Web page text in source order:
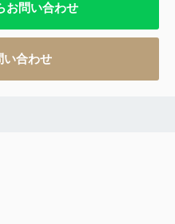
お問い合わせ
い合わせ